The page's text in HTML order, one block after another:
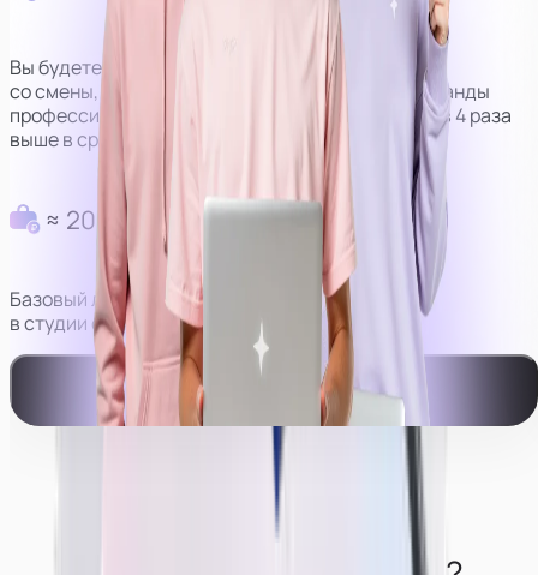
Вы будете получать 30% от дохода
со смены, но за счёт наличия персональной команды
профессионалов, сумма получается в среднем в 4 раза
выше в сравнении с моделями без оператора.
≈ 200 000 руб в месяц
Базовый личный доход моделей
в студии с оператором.
Смотреть видео-пример работы